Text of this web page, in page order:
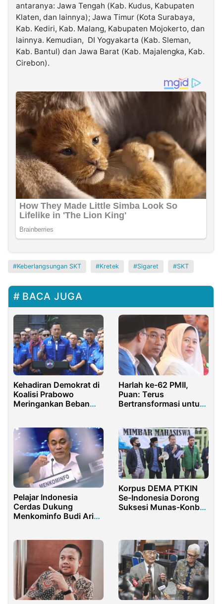
antaranya: Jawa Tengah (Kab. Kudus, Kabupaten
Klaten, dan lainnya); Jawa Timur (Kota Surabaya,
Kab. Kediri, Kab. Malang, Kabupaten Mojokerto, dan
lainnya. Kemudian, DI Yogyakarta (Kab. Sleman,
Kab. Bantul) dan Jawa Barat (Kab. Majalengka, Kab.
Cirebon).
Keberlangsungan SKT Kretek Sigaret SKT
BACA JUGA
Kehadiran Demokrat di
Koalisi Prabowo
Meringankan Beban
Harlah ke-62 PMII,
Puan: Terus
Bertransformasi untuk
Pelajar Indonesia
Cerdas Dukung
Menkominfo Budi Arie
Korpus DEMA PTKIN
Se-Indonesia Dorong
Suksesi Munas-Konbes